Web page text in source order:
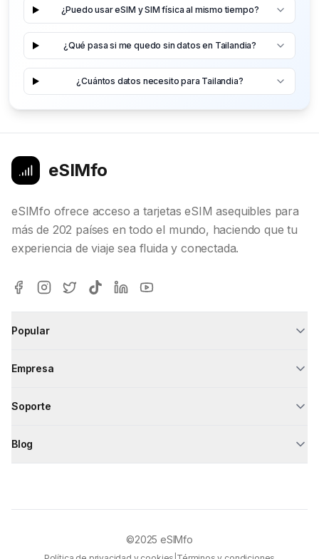
¿Puedo usar eSIM y SIM física al mismo tiempo?
¿Qué pasa si me quedo sin datos en Tailandia?
¿Cuántos datos necesito para Tailandia?
eSIMfo
eSIMfo ofrece acceso a tarjetas eSIM asequibles para
más de 202 países en todo el mundo, haciendo que tu
experiencia de viaje sea fluida y conectada.
Popular
Empresa
Soporte
Blog
©2025 eSIMfo